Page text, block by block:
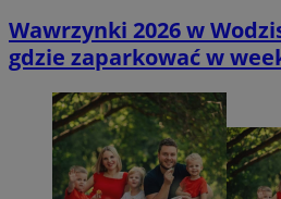
Wawrzynki 2026 w
gdzie zaparkować w